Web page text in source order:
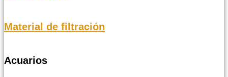
Material de filtración
Acuarios